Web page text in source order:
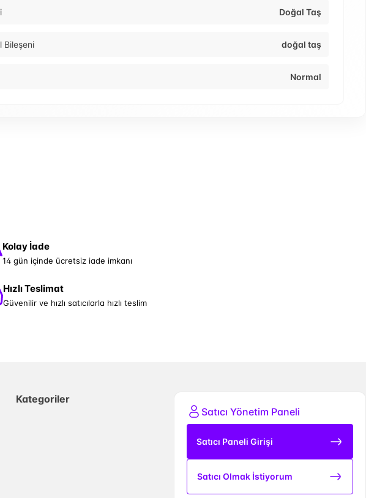
Doğal Taş
Bileşeni doğal taş
Normal
Kolay İade
14 gün içinde ücretsiz iade imkanı
Hızlı Teslimat
Güvenilir ve hızlı satıcılarla hızlı teslim
Kategoriler
Satıcı Yönetim Paneli
Satıcı Paneli Girişi
Satıcı Olmak İstiyorum